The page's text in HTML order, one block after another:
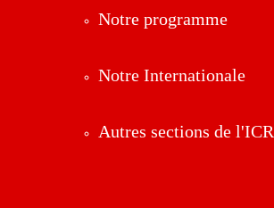
Notre programme
Notre Internationale
Autres sections de l'ICR